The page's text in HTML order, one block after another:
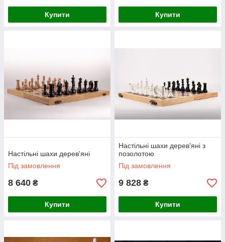
Купити Купити
Настільні шахи дерев'яні
Під замовлення
8 640 ₴
Купити
Настільні шахи дерев'яні з
позолотою
Під замовлення
9 828 ₴
Купити